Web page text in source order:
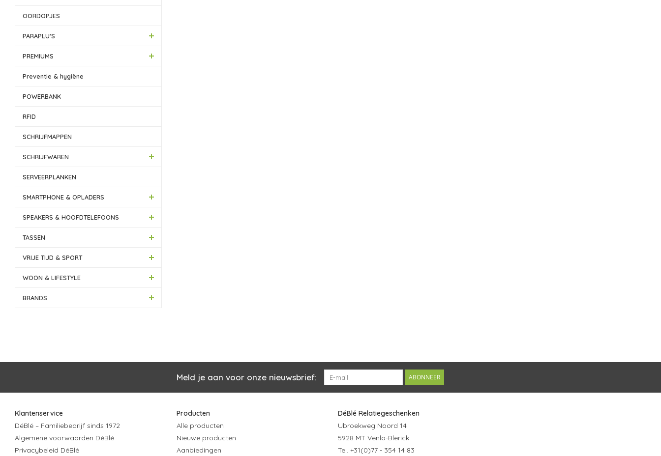
OORDOPJES
PARAPLU'S
PREMIUMS
Preventie & hygiëne
POWERBANK
RFID
SCHRIJFMAPPEN
SCHRIJFWAREN
SERVEERPLANKEN
SMARTPHONE & OPLADERS
SPEAKERS & HOOFDTELEFOONS
TASSEN
VRIJE TIJD & SPORT
WOON & LIFESTYLE
BRANDS
Meld je aan voor onze nieuwsbrief: ABONNEER
Klantenservice
DéBlé – Familiebedrijf sinds 1972
Algemene voorwaarden DéBlé
Privacybeleid DéBlé
Producten
Alle producten
Nieuwe producten
Aanbiedingen
DéBlé Relatiegeschenken
Ubroekweg Noord 14
5928 MT Venlo-Blerick
Tel. +31(0)77 - 354 14 83